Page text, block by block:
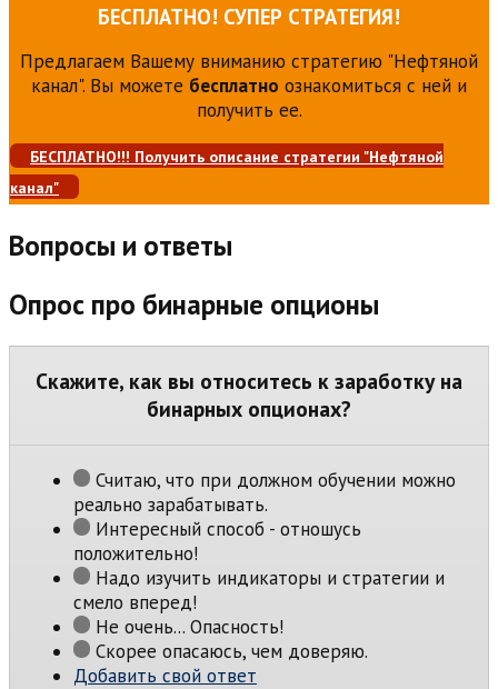
БЕСПЛАТНО! СУПЕР СТРАТЕГИЯ!
Предлагаем Вашему вниманию стратегию "Нефтяной
канал". Вы можете бесплатно ознакомиться с ней и
получить ее.
БЕСПЛАТНО!!! Получить описание стратегии "Нефтяной
канал"
Вопросы и ответы
Опрос про бинарные опционы
Скажите, как вы относитесь к заработку на
бинарных опционах?
Считаю, что при должном обучении можно
реально зарабатывать.
Интересный способ - отношусь
положительно!
Надо изучить индикаторы и стратегии и
смело вперед!
Не очень... Опасность!
Скорее опасаюсь, чем доверяю.
Добавить свой ответ